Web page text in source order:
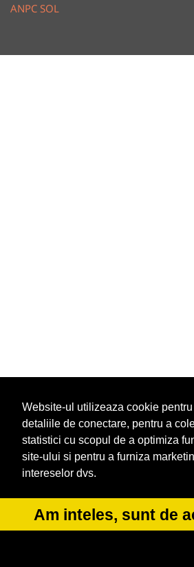
Website-ul utilizeaza cookie
detaliile de conectare, pentru a
statistici cu scopul de a optimiza
site-ului si pentru a furniza
intereselor dvs.
Am inteles, sunt de
ANPC SOL